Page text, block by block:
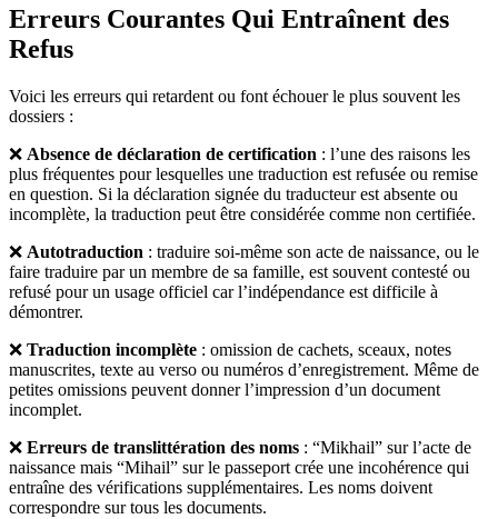
Erreurs Courantes Qui Entraînent des
Refus
Voici les erreurs qui retardent ou font échouer le plus souvent les
dossiers :
❌ Absence de déclaration de certification : l’une des raisons les
plus fréquentes pour lesquelles une traduction est refusée ou remise
en question. Si la déclaration signée du traducteur est absente ou
incomplète, la traduction peut être considérée comme non certifiée.
❌ Autotraduction : traduire soi-même son acte de naissance, ou le
faire traduire par un membre de sa famille, est souvent contesté ou
refusé pour un usage officiel car l’indépendance est difficile à
démontrer.
❌ Traduction incomplète : omission de cachets, sceaux, notes
manuscrites, texte au verso ou numéros d’enregistrement. Même de
petites omissions peuvent donner l’impression d’un document
incomplet.
❌ Erreurs de translittération des noms : “Mikhail” sur l’acte de
naissance mais “Mihail” sur le passeport crée une incohérence qui
entraîne des vérifications supplémentaires. Les noms doivent
correspondre sur tous les documents.